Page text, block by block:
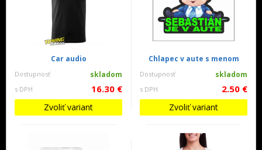
Car audio
Dostupnosť skladom
s DPH 16.30 €
Zvoliť variant
Chlapec v aute s menom
Dostupnosť skladom
s DPH 2.50 €
Zvoliť variant